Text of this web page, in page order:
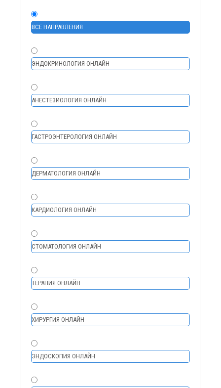
ВСЕ НАПРАВЛЕНИЯ
ЭНДОКРИНОЛОГИЯ ОНЛАЙН
АНЕСТЕЗИОЛОГИЯ ОНЛАЙН
ГАСТРОЭНТЕРОЛОГИЯ ОНЛАЙН
ДЕРМАТОЛОГИЯ ОНЛАЙН
КАРДИОЛОГИЯ ОНЛАЙН
СТОМАТОЛОГИЯ ОНЛАЙН
ТЕРАПИЯ ОНЛАЙН
ХИРУРГИЯ ОНЛАЙН
ЭНДОСКОПИЯ ОНЛАЙН